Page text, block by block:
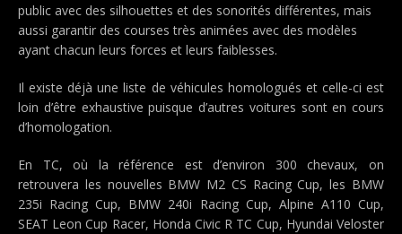
public avec des silhouettes et des sonorités différentes, mais
aussi garantir des courses très animées avec des modèles
ayant chacun leurs forces et leurs faiblesses.
Il existe déjà une liste de véhicules homologués et celle-ci est
loin d’être exhaustive puisque d’autres voitures sont en cours
d’homologation.
En TC, où la référence est d’environ 300 chevaux, on
retrouvera les nouvelles BMW M2 CS Racing Cup, les BMW
235i Racing Cup, BMW 240i Racing Cup, Alpine A110 Cup,
SEAT Leon Cup Racer, Honda Civic R TC Cup, Hyundai Veloster